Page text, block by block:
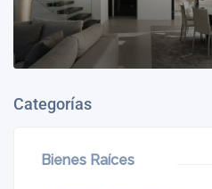
Categorías
Bienes Raíces